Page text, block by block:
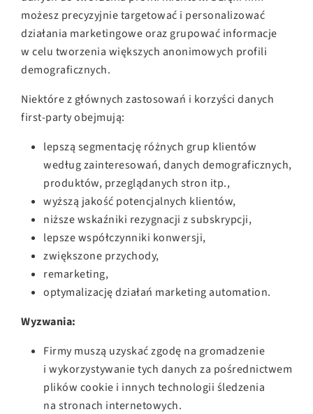
możesz precyzyjnie targetować i personalizować
działania marketingowe oraz grupować informacje
w celu tworzenia większych anonimowych profili
demograficznych.
Niektóre z głównych zastosowań i korzyści danych
first-party obejmują:
lepszą segmentację różnych grup klientów
według zainteresowań, danych demograficznych,
produktów, przeglądanych stron itp.,
wyższą jakość potencjalnych klientów,
niższe wskaźniki rezygnacji z subskrypcji,
lepsze współczynniki konwersji,
zwiększone przychody,
remarketing,
optymalizację działań marketing automation.
Wyzwania:
Firmy muszą uzyskać zgodę na gromadzenie
i wykorzystywanie tych danych za pośrednictwem
plików cookie i innych technologii śledzenia
na stronach internetowych.